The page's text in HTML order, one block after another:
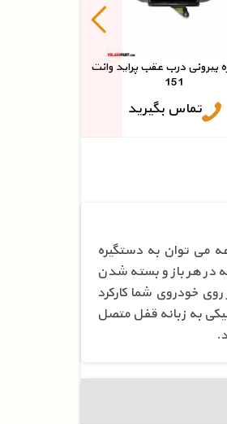
بیرونی درب عقب پراید وانت
151
تماس بگیرید
می توان به دستگیره
در هر باز و بسته شدن
خودروی شما کارکرد
به زبانه قفل متصل